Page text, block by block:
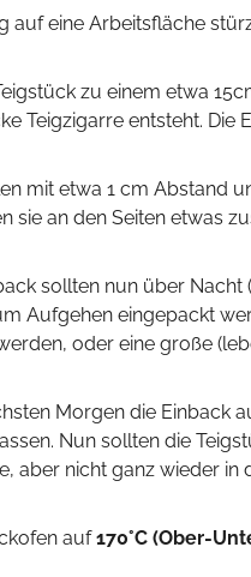
auf eine Arbeitsfläche
Teigzigarre entsteht. Die
sie an den Seiten etwas
Aufgehen eingepackt
oder eine große
Nun sollten die
aber nicht ganz wieder in
auf170°C (Ober-